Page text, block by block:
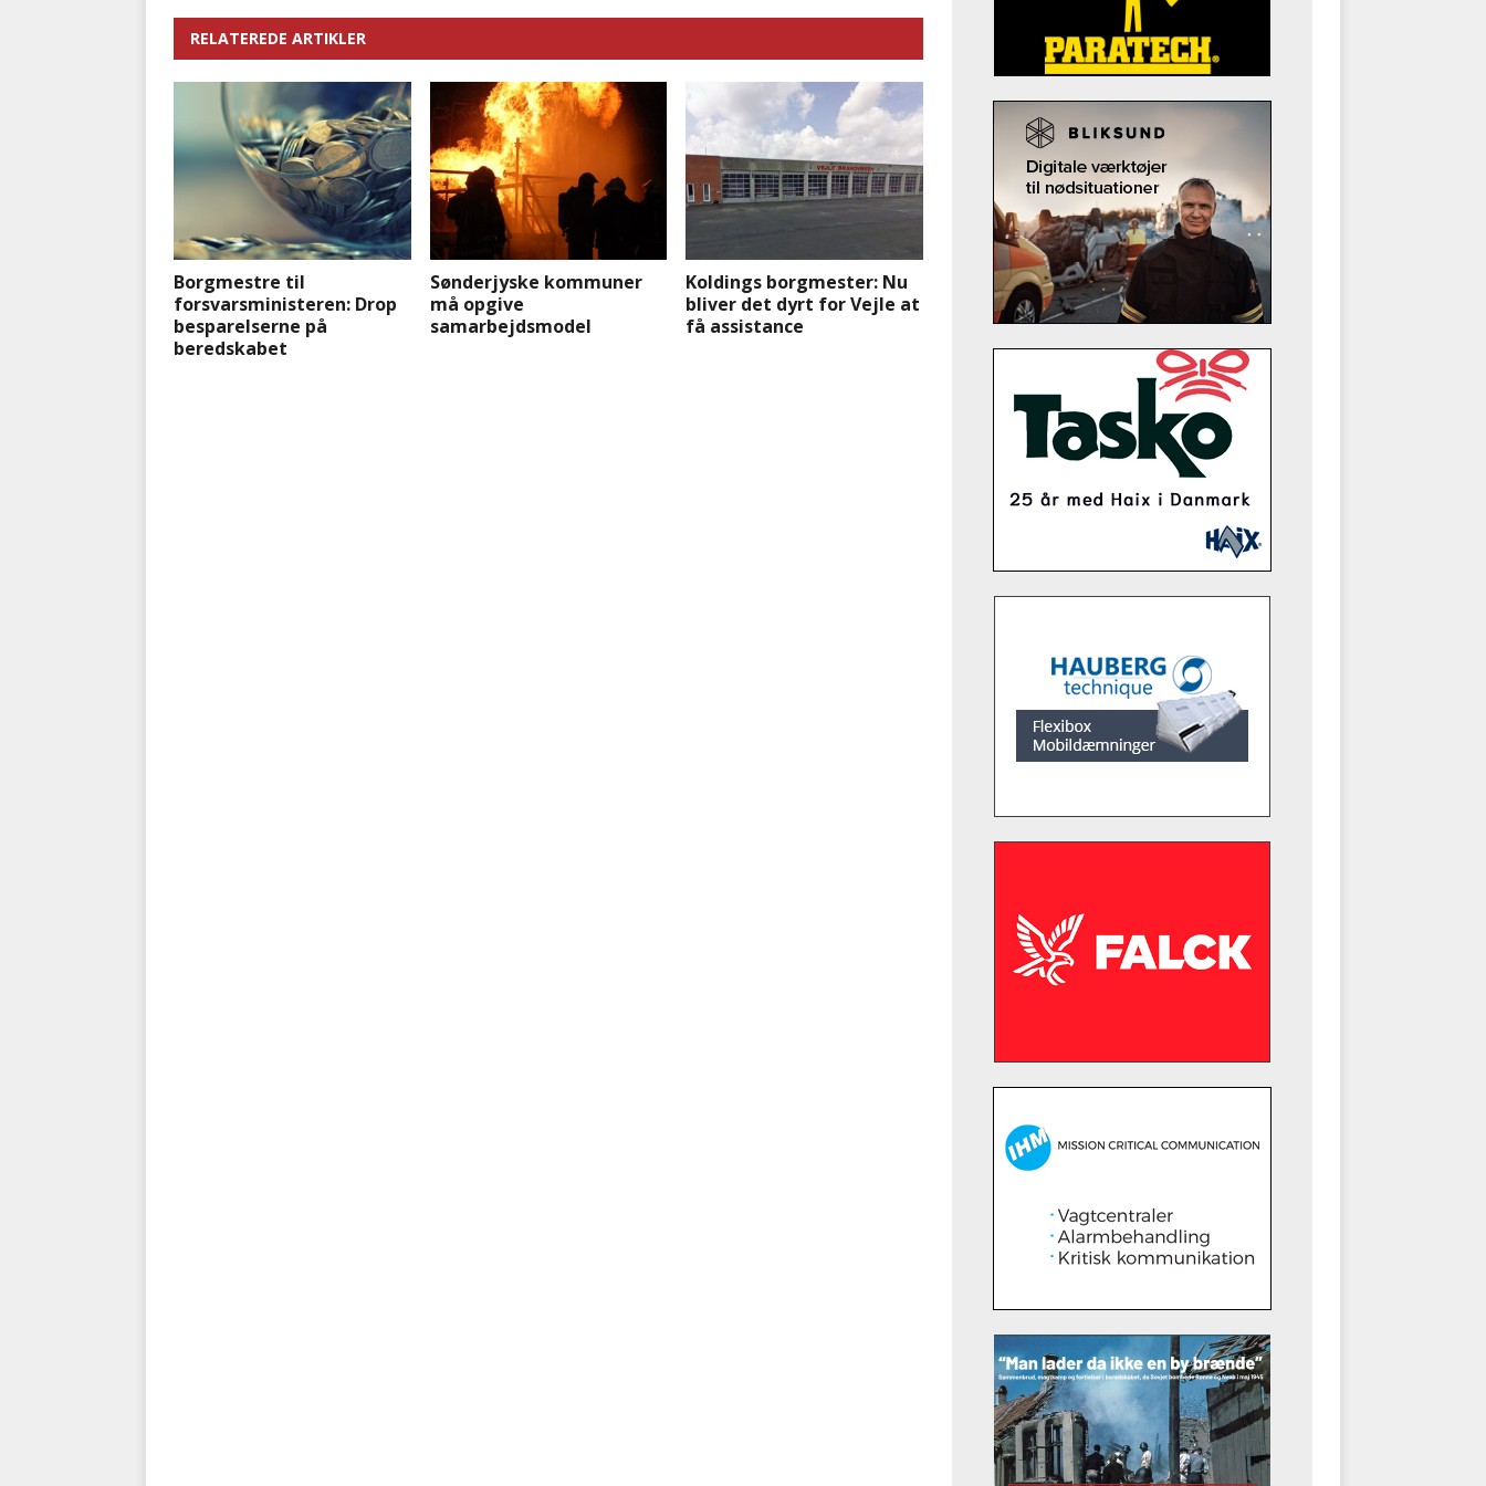
RELATEREDE ARTIKLER
Borgmestre til
forsvarsministeren: Drop
besparelserne på
beredskabet
Sønderjyske kommuner
må opgive
samarbejdsmodel
Koldings borgmester: Nu
bliver det dyrt for Vejle at
få assistance